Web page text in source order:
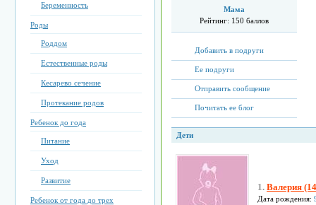
Беременность
Роды
Роддом
Естественные роды
Кесарево сечение
Протекание родов
Ребенок до года
Питание
Уход
Развитие
Ребенок от года до трех
Мама
Рейтинг: 150 баллов
Добавить в подруги
Ее подруги
Отправить сообщение
Почитать ее блог
Дети
1. Валерия
Дата рождения: